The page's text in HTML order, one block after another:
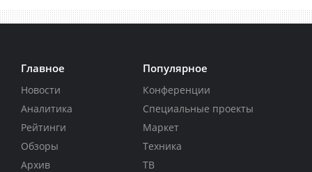
Главное
Новости
Аналитика
Рейтинги
Обзоры
Архив
Популярное
Конференции
Специальные проекты
Маркет
Техника
ТВ